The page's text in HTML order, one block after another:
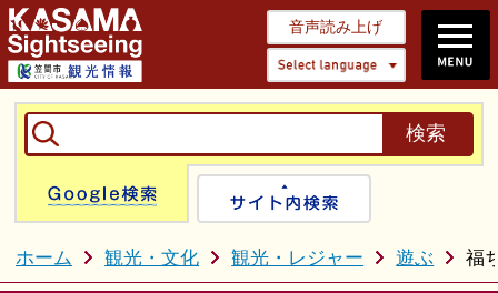
音声読み上げ
Select
Google検索
ホーム 観光・文化 観光・レジャー 遊ぶ 福